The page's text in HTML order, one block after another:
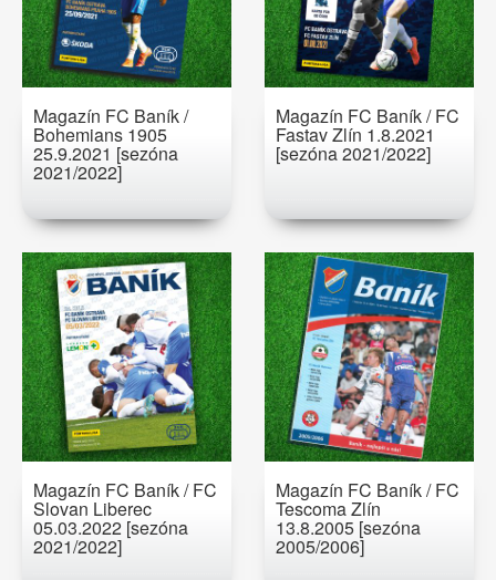
Magazín FC Baník /
Bohemians 1905
25.9.2021 [sezóna
2021/2022]
Magazín FC Baník / FC
Fastav Zlín 1.8.2021
[sezóna 2021/2022]
Magazín FC Baník / FC
Slovan Liberec
05.03.2022 [sezóna
2021/2022]
Magazín FC Baník / FC
Tescoma Zlín
13.8.2005 [sezóna
2005/2006]